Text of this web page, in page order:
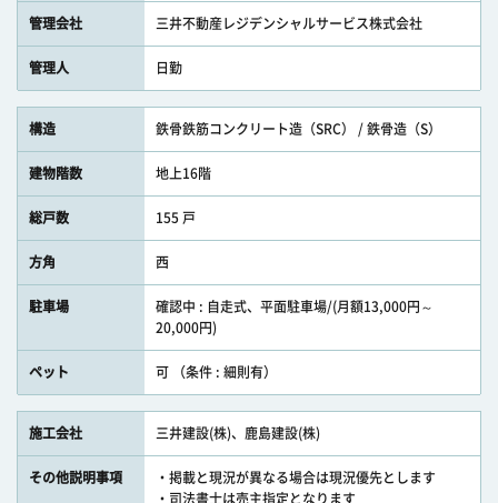
管理会社 三井不動産レジデンシャルサービス株式会社
管理人 日勤
構造 鉄骨鉄筋コンクリート造（SRC） / 鉄骨造（S）
建物階数 地上16階
総戸数 155 戸
方角 西
駐車場
確認中 : 自走式、平面駐車場/(月額13,000円～
20,000円)
ペット 可 （条件 : 細則有）
施工会社 三井建設(株)、鹿島建設(株)
その他説明事項
・掲載と現況が異なる場合は現況優先とします
・司法書士は売主指定となります